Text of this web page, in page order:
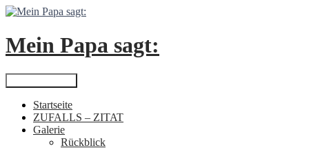
Zum
springen
Mein Papa sagt:
Suchen
Startseite
ZUFALLS – ZITAT
Galerie
Rückblick